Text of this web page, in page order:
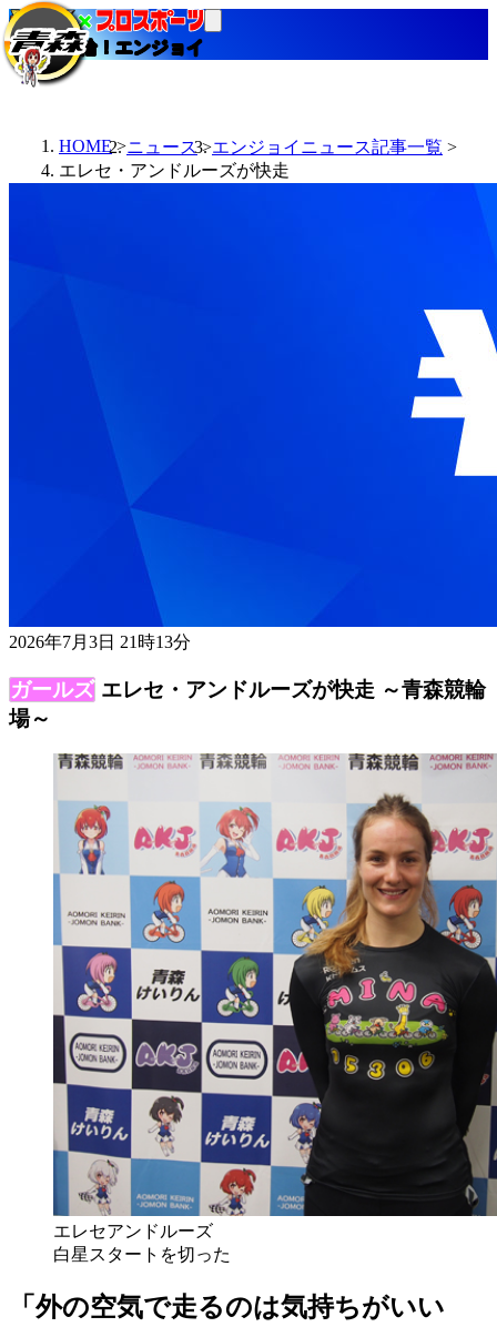
当たる競輪！エンジョイ
HOME ニュース
エンジョイニュース記事一覧
エレセ・アンドルーズが快走
2026年7月3日 21時13分
エレセ・アンドルーズが快走 ～青森競輪
場～
エレセアンドルーズ
白星スタートを切った
「外の空気で走るのは気持ちがいい